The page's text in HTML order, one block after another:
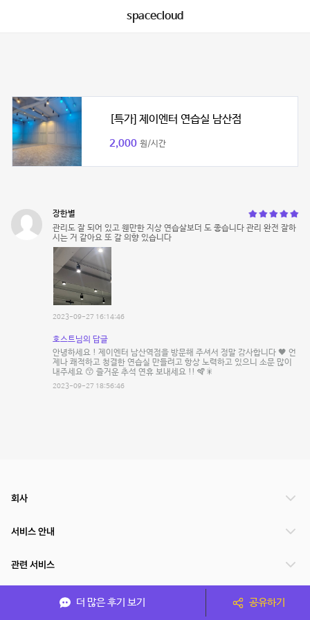
spacecloud
[특가] 제이엔터 연습실 남산점
2,000 원/시간
장한별
관리도 잘 되어 있고 웬만한 지상 연습살보더 도 좋습니다 관리 완전 잘하
시는 거 같아요 또 갈 의향 있습니다
2023-09-27 16:14:46
호스트님의 답글
안녕하세요 ! 제이엔터 남산역점을 방문해 주셔서 정말 감사합니다 🖤 언
제나 쾌적하고 청결한 연습실 만들려고 항상 노력하고 있으니 소문 많이
내주세요 😙 즐거운 추석 연휴 보내세요 !! 🪇🎇
2023-09-27 18:56:46
더 많은 후기 보기 공유하기
회사
서비스 안내
관련 서비스